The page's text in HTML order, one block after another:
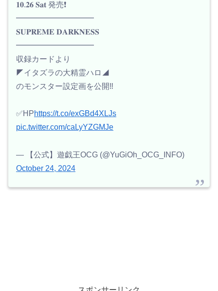
𝟏𝟎.𝟐𝟔 𝐒𝐚𝐭 発売❗️
━━━━━━━━━━
𝐒𝐔𝐏𝐑𝐄𝐌𝐄 𝐃𝐀𝐑𝐊𝐍𝐄𝐒𝐒
━━━━━━━━━━
収録カードより
◤イタズラの大精霊ハロ◢
のモンスター設定画を公開‼️
✅HPhttps://t.co/exGBd4XLJs
pic.twitter.com/caLyYZGMJe
— 【公式】遊戯王OCG (@YuGiOh_OCG_INFO)
October 24, 2024